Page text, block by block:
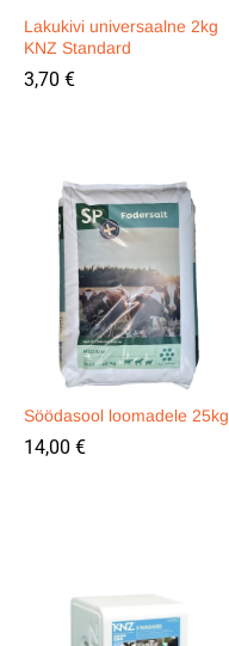
Lakukivi universaalne 2kg
KNZ Standard
3,70 €
3,70 €
Söödasool loomadele 25kg
14,00 €
14,00 €